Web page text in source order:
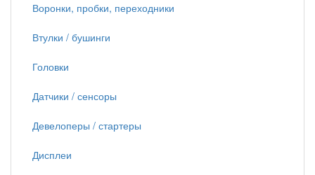
Воронки, пробки, переходники
Втулки / бушинги
Головки
Датчики / сенсоры
Девелоперы / стартеры
Дисплеи